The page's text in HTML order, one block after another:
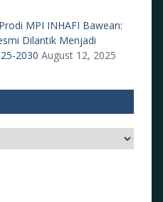
MPI INHAFI Bawean:
Dilantik Menjadi
2030 August 12, 2025